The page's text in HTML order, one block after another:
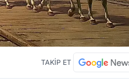
TAKİP ET